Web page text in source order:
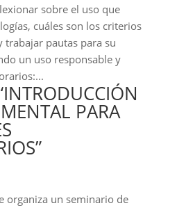
sobre el uso que
cuáles son los criterios
trabajar pautas para su
un uso responsable y
PARA
organiza un seminario de